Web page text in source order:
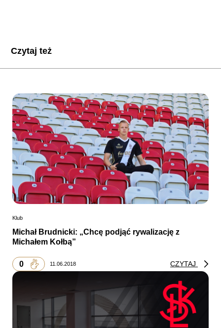
Czytaj też
Klub
Michał Brudnicki: „Chcę podjąć rywalizację z
Michałem Kołbą”
0 11.06.2018 CZYTAJ